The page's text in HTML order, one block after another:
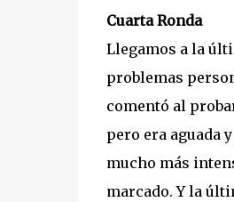
Cuarta Ronda
Llegamos a la
problemas
comentó al
pero era aguada
mucho más
marcado. Y la